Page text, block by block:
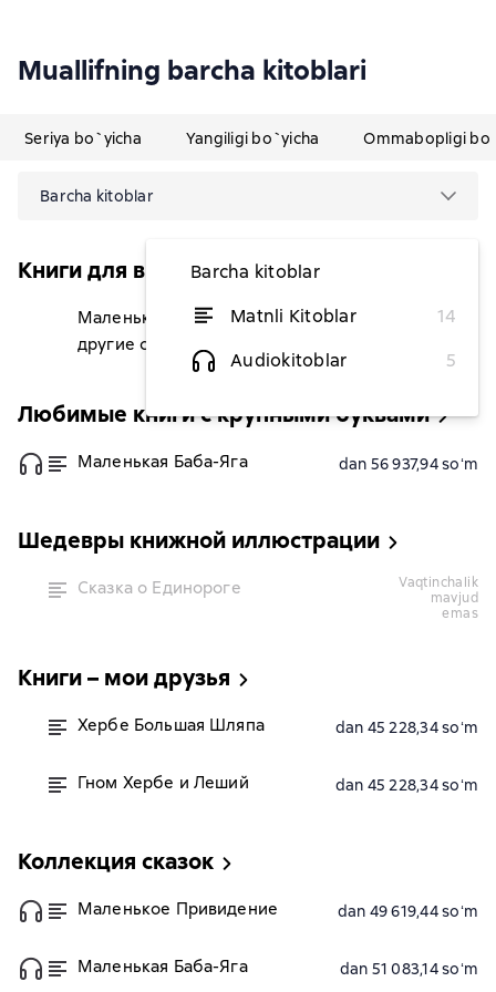
Muallifning barcha kitoblari
Seriya bo`yicha Yangiligi bo`yicha Ommabopligi
Barcha kitoblar
Barcha kitoblar
Matnli Kitoblar
14
Audiokitoblar
5
Книги для внеклассного чтения (Эксмо)
Маленькая Баба-Яга и
другие сказки
dan 32 055,04 soʻm
Любимые книги с крупными буквами
Маленькая Баба-Яга dan 56 937,94 soʻm
Шедевры книжной иллюстрации
Сказка о Единороге
vaqtinchalik
mavjud
emas
Книги – мои друзья
Хербе Большая Шляпа dan 45 228,34 soʻm
Гном Хербе и Леший dan 45 228,34 soʻm
Коллекция сказок
Маленькое Привидение dan 49 619,44 soʻm
Маленькая Баба-Яга dan 51 083,14 soʻm